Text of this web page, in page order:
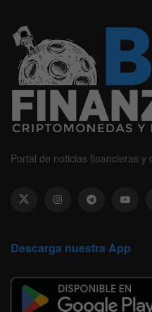
Portal de noticias financieras y
Descarga nuestra App